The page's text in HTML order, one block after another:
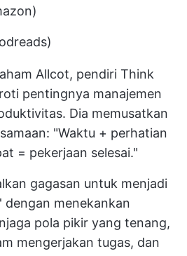
Allcot, pendiri Think
pentingnya manajemen
Dia memusatkan
"Waktu + perhatian
= pekerjaan selesai."
gagasan untuk menjadi
menekankan
pola pikir yang tenang,
mengerjakan tugas, dan